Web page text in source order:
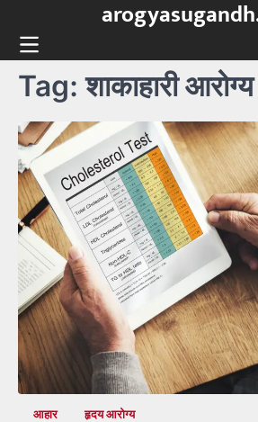
content
Tag:शाकाहारी आरोग्य
आहार हृदय आरोग्य